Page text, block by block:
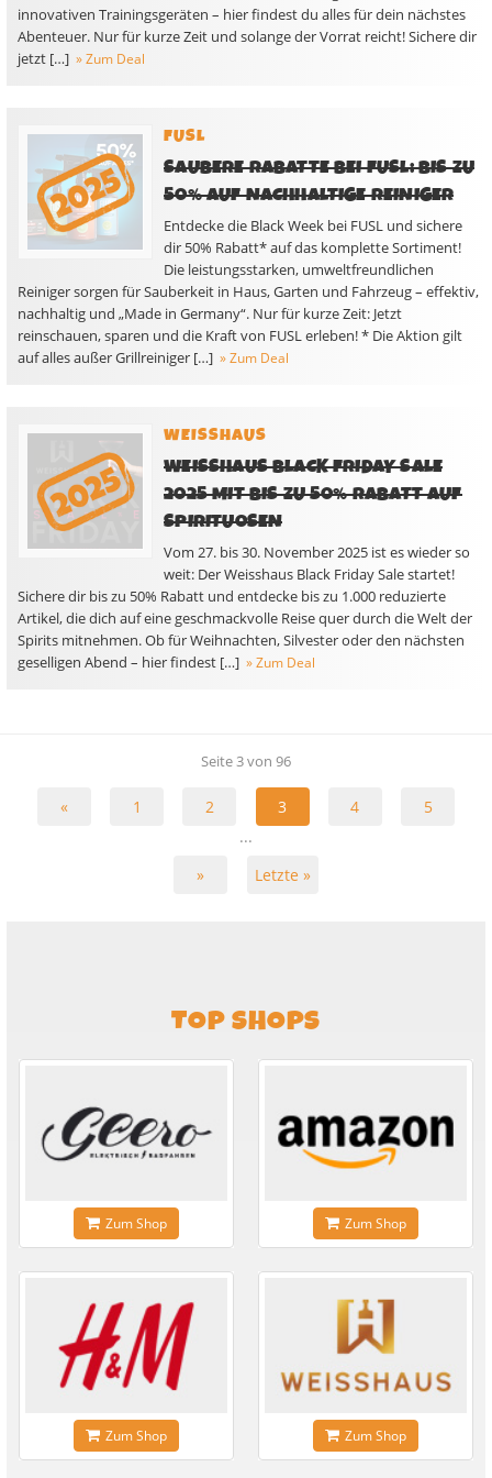
innovativen Trainingsgeräten – hier findest du alles für dein nächstes
Abenteuer. Nur für kurze Zeit und solange der Vorrat reicht! Sichere dir
jetzt […] » Zum Deal
FUSL
SAUBERE RABATTE BEI FUSL: BIS ZU
50% AUF NACHHALTIGE REINIGER
Entdecke die Black Week bei FUSL und sichere
dir 50% Rabatt* auf das komplette Sortiment!
Die leistungsstarken, umweltfreundlichen
Reiniger sorgen für Sauberkeit in Haus, Garten und Fahrzeug – effektiv,
nachhaltig und „Made in Germany“. Nur für kurze Zeit: Jetzt
reinschauen, sparen und die Kraft von FUSL erleben! * Die Aktion gilt
auf alles außer Grillreiniger […] » Zum Deal
WEISSHAUS
WEISSHAUS BLACK FRIDAY SALE
2025 MIT BIS ZU 50% RABATT AUF
SPIRITUOSEN
Vom 27. bis 30. November 2025 ist es wieder so
weit: Der Weisshaus Black Friday Sale startet!
Sichere dir bis zu 50% Rabatt und entdecke bis zu 1.000 reduzierte
Artikel, die dich auf eine geschmackvolle Reise quer durch die Welt der
Spirits mitnehmen. Ob für Weihnachten, Silvester oder den nächsten
geselligen Abend – hier findest […] » Zum Deal
Seite 3 von 96
« 1 2 3 4
5
...
»
Letzte »
TOP SHOPS
Zum Shop Zum Shop
Zum Shop Zum Shop